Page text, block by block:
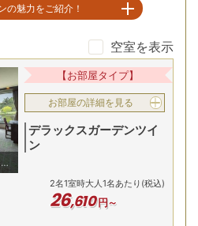
の魅力をご紹介！
て優雅に味わう朝食
空室を表示
【お部屋タイプ】
お部屋の詳細を見る
デラックスガーデンツイ
ン
2名1室時大人1名あたり(税込)
26,610円～